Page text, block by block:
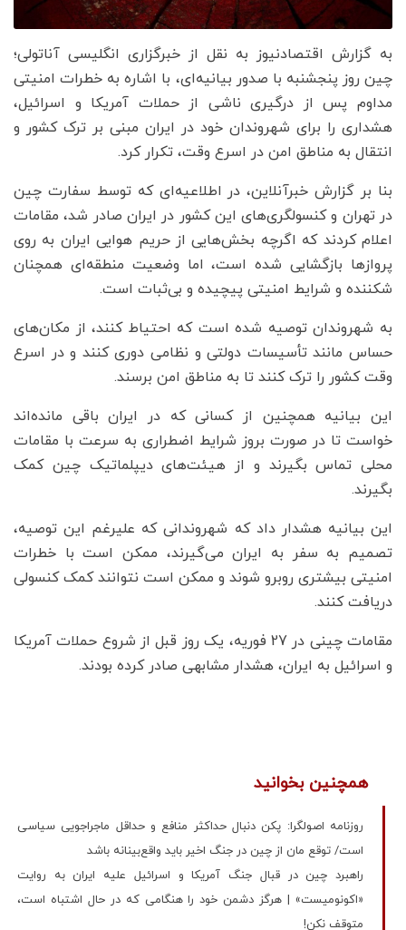
به گزارش اقتصادنیوز به نقل از خبرگزاری انگلیسی آناتولی؛
چین روز پنجشنبه با صدور بیانیه‌ای، با اشاره به خطرات امنیتی
مداوم پس از درگیری ناشی از حملات آمریکا و اسرائیل،
هشداری را برای شهروندان خود در ایران مبنی بر ترک کشور و
انتقال به مناطق امن در اسرع وقت، تکرار کرد.
بنا بر گزارش خبرآنلاین، در اطلاعیه‌ای که توسط سفارت چین
در تهران و کنسولگری‌های این کشور در ایران صادر شد، مقامات
اعلام کردند که اگرچه بخش‌هایی از حریم هوایی ایران به روی
پروازها بازگشایی شده است، اما وضعیت منطقه‌ای همچنان
شکننده و شرایط امنیتی پیچیده و بی‌ثبات است.
به شهروندان توصیه شده است که احتیاط کنند، از مکان‌های
حساس مانند تأسیسات دولتی و نظامی دوری کنند و در اسرع
وقت کشور را ترک کنند تا به مناطق امن برسند.
این بیانیه همچنین از کسانی که در ایران باقی مانده‌اند
خواست تا در صورت بروز شرایط اضطراری به سرعت با مقامات
محلی تماس بگیرند و از هیئت‌های دیپلماتیک چین کمک
بگیرند.
این بیانیه هشدار داد که شهروندانی که علیرغم این توصیه،
تصمیم به سفر به ایران می‌گیرند، ممکن است با خطرات
امنیتی بیشتری روبرو شوند و ممکن است نتوانند کمک کنسولی
دریافت کنند.
مقامات چینی در 27 فوریه، یک روز قبل از شروع حملات آمریکا
و اسرائیل به ایران، هشدار مشابهی صادر کرده بودند.
همچنین بخوانید
روزنامه اصولگرا: پکن دنبال حداکثر منافع و حداقل ماجراجویی سیاسی
است/ توقع مان از چین در جنگ اخیر باید واقع‌بینانه باشد
راهبرد چین در قبال جنگ آمریکا و اسرائیل علیه ایران به روایت
«اکونومیست» | هرگز دشمن خود را هنگامی که در حال اشتباه است،
متوقف نکن!